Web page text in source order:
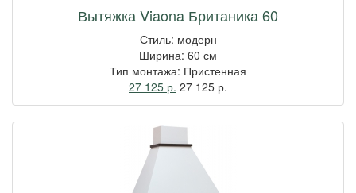
Вытяжка Viaona Британика 60
Стиль: модерн
Ширина: 60 см
Тип монтажа: Пристенная
27 125 р. 27 125 р.